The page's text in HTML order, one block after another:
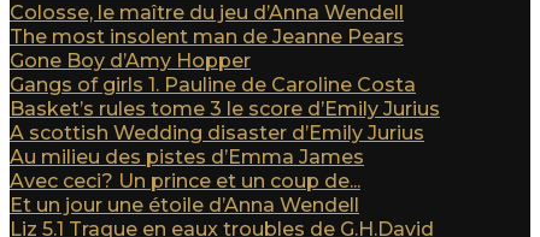
Colosse, le maître du jeu d’Anna Wendell
The most insolent man de Jeanne Pears
Gone Boy d’Amy Hopper
Gangs of girls 1. Pauline de Caroline Costa
Basket’s rules tome 3 le score d’Emily Jurius
A scottish Wedding disaster d’Emily Jurius
Au milieu des pistes d’Emma James
Avec ceci? Un prince et un coup de...
Et un jour une étoile d’Anna Wendell
Liz 5.1 Traque en eaux troubles de G.H.David